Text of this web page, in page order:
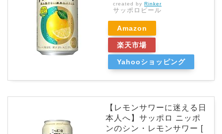
created by Rinker
サッポロビール
Amazon
楽天市場
Yahooショッピング
【レモンサワーに迷える日
本人へ】サッポロ ニッポ
ンのシン・レモンサワー [